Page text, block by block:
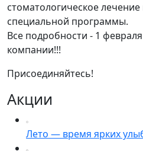
стоматологическое
специальной программы.
Все подробности - 1
компании!!!
Присоединяйтесь!
Акции
Лето — время ярких